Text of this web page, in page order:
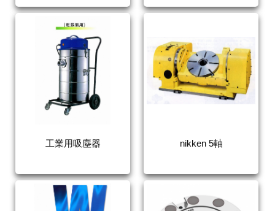
工業用吸塵器 nikken 5軸